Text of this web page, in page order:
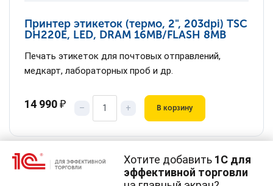
Принтер этикеток (термо, 2", 203dpi) TSC
DH220E, LED, DRAM 16MB/FLASH 8MB
Печать этикеток для почтовых отправлений,
медкарт, лабораторных проб и др.
14 990₽ – + В корзину
Хотите добавить 1С для
эффективной торговли